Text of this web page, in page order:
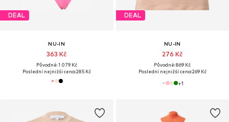
DEAL
NU-IN
363 Kč
Původně: 1 079 Kč
Poslední nejnižší cena:285 Kč
DEAL
NU-IN
276 Kč
Původně: 869 Kč
Poslední nejnižší cena:269 Kč
+1